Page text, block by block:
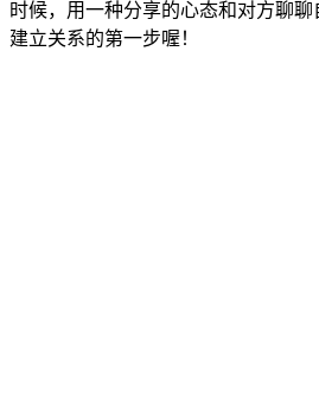
时候，用一种分享的心态和对方聊
建立关系的第一步喔！